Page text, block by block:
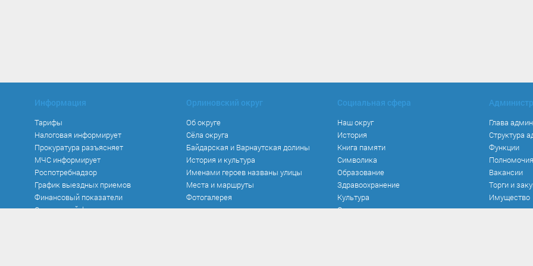
Информация
Тарифы
Налоговая информирует
Прокуратура разъясняет
МЧС информирует
Роспотребнадзор
График выездных приемов
Финансовый показатели
Социальный фонд
Орлиновский округ
Об округе
Сёла округа
Байдарская и Варнаутская долины
История и культура
Именами героев названы улицы
Места и маршруты
Фотогалерея
Социальная сфера
Наш округ
История
Книга памяти
Символика
Образование
Здравоохранение
Культура
Спорт
Глава
Структура
Функции
Полномочия
Вакансии
Торги и
Имущество